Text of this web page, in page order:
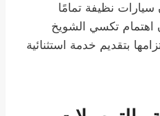
نظيفة تمامًا
اهتمام تكسي الشويخ
بتقديم خدمة استثنائية